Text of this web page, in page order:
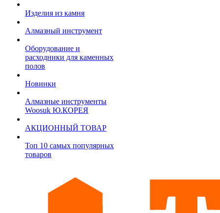
Изделия из камня
Алмазный инструмент
Оборудование и
расходники для каменных
полов
Новинки
Алмазные инструменты
Woosuk Ю.КОРЕЯ
АКЦИОННЫЙ ТОВАР
Топ 10 самых популярных
товаров